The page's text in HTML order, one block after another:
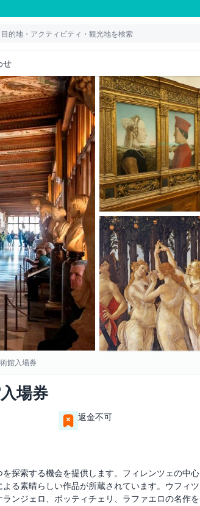
せ
館入場券
場券
返金不可
探索する機会を提供します。フィレンツェの中心
る素晴らしい作品が所蔵されています。ウフィツ
ンジェロ、ボッティチェリ、ラファエロの名作を